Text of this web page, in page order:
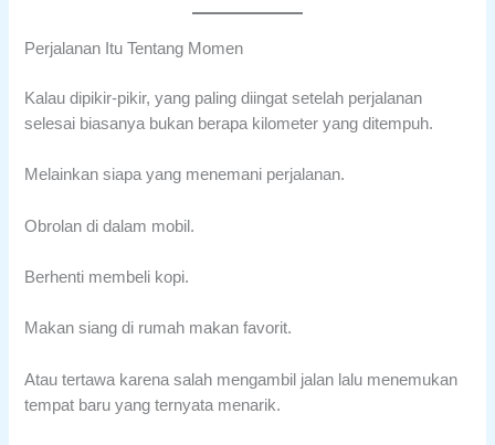
Perjalanan Itu Tentang Momen
Kalau dipikir-pikir, yang paling diingat setelah perjalanan
selesai biasanya bukan berapa kilometer yang ditempuh.
Melainkan siapa yang menemani perjalanan.
Obrolan di dalam mobil.
Berhenti membeli kopi.
Makan siang di rumah makan favorit.
Atau tertawa karena salah mengambil jalan lalu menemukan
tempat baru yang ternyata menarik.